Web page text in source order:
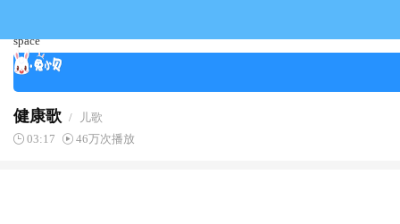
space
健康歌 /
儿歌
03:17
46万次播放